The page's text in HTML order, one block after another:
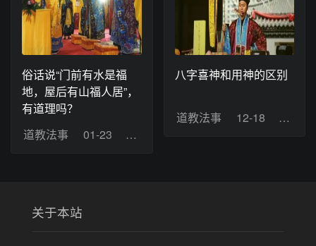
俗话说“门前有水是福
地，屋后有山福人居”，
有道理吗？
道教法事
01-23 浏览：7
八字喜神和用神的区别
道教法事 12-18 浏览
关于本站